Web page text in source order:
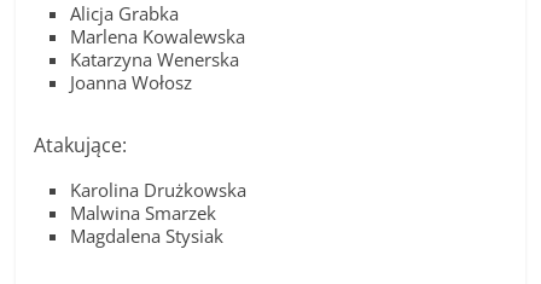
Alicja Grabka
Marlena Kowalewska
Katarzyna Wenerska
Joanna Wołosz
Atakujące:
Karolina Drużkowska
Malwina Smarzek
Magdalena Stysiak